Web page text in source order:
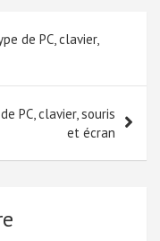
de PC, clavier,
PC, clavier, souris
et écran